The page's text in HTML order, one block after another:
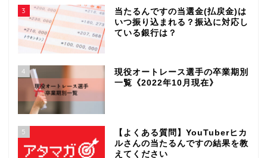
3
当たるんですの当選金(払戻金)は
いつ振り込まれる？振込に対応し
ている銀行は？
4
現役オートレース選手の卒業期別
一覧《2022年10月現在》
5
【よくある質問】YouTuberヒカ
ルさんの当たるんですの結果を教
えてください